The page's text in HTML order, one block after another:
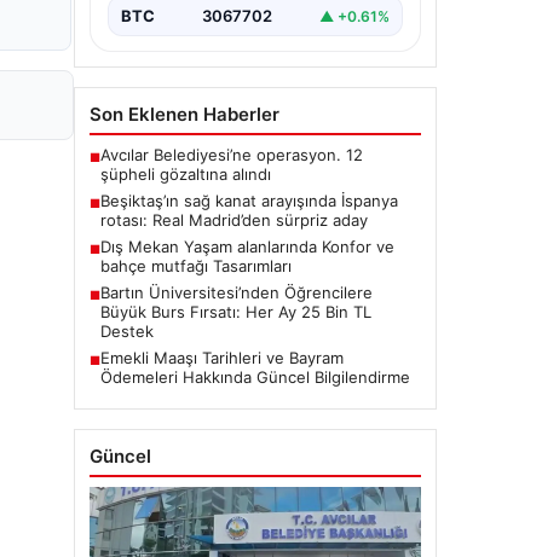
BTC 3067702 ▲ +0.61%
Son Eklenen Haberler
■Avcılar Belediyesi’ne operasyon. 12
şüpheli gözaltına alındı
■Beşiktaş’ın sağ kanat arayışında İspanya
rotası: Real Madrid’den sürpriz aday
■Dış Mekan Yaşam alanlarında Konfor ve
bahçe mutfağı Tasarımları
■Bartın Üniversitesi’nden Öğrencilere
Büyük Burs Fırsatı: Her Ay 25 Bin TL
Destek
■Emekli Maaşı Tarihleri ve Bayram
Ödemeleri Hakkında Güncel Bilgilendirme
Güncel